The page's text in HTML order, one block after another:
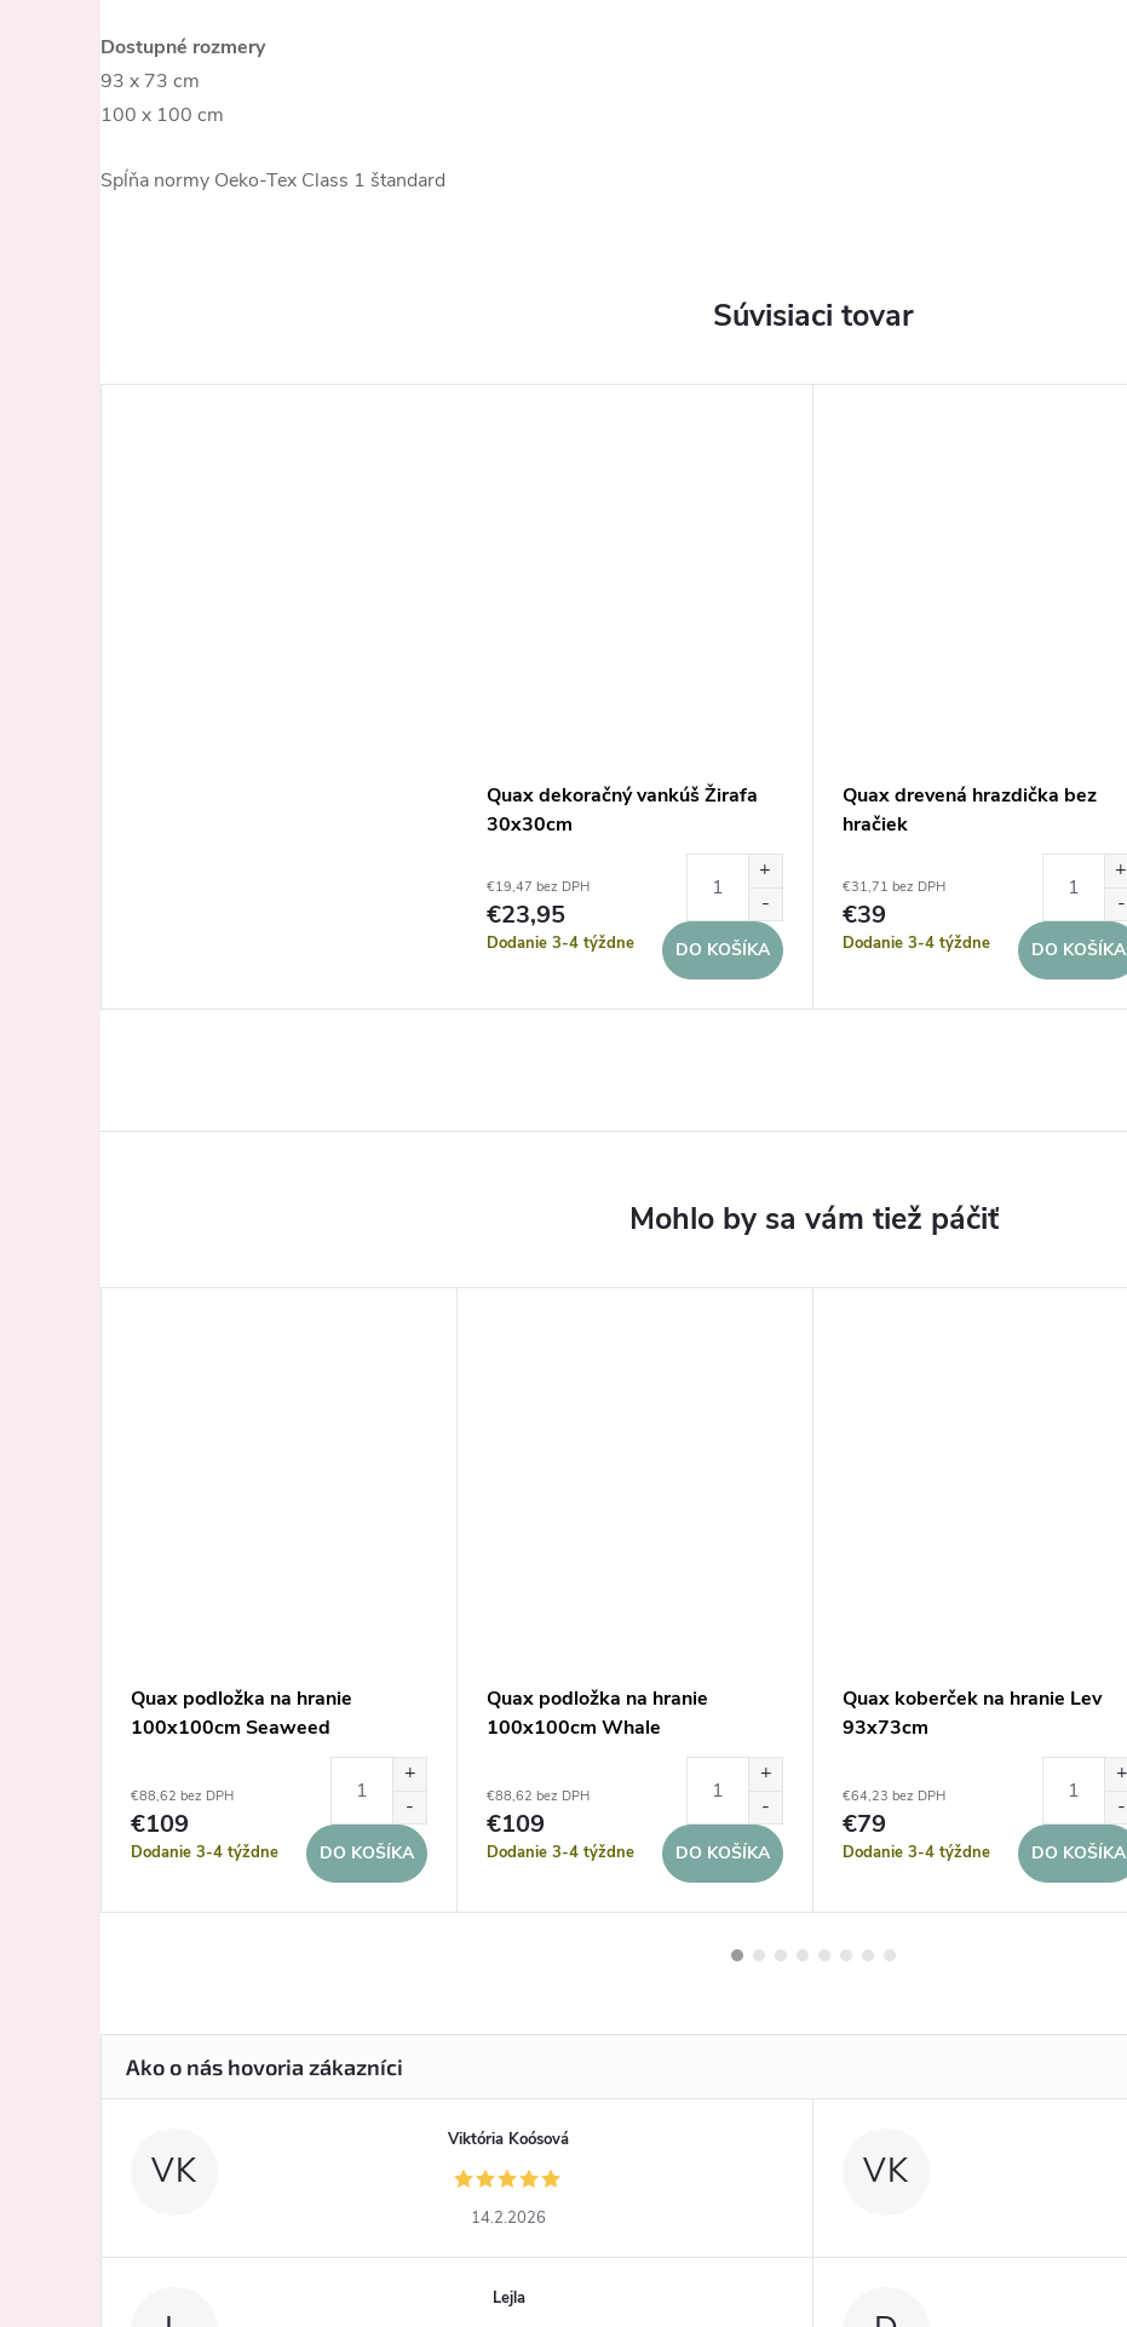
Dostupné rozmery
93 x 73 cm
100 x 100 cm
Spĺňa normy Oeko-Tex Class 1 štandard
Súvisiaci tovar
Quax dekoračný vankúš Žirafa
30x30cm
€19,47 bez DPH
€23,95
Dodanie 3-4 týždne DO KOŠÍKA
Quax drevená hrazdička bez
hračiek
€31,71 bez DPH
€39
Dodanie 3-4 týždne DO KOŠÍKA
Quax podložka na hranie
100x100cm Seaweed
€88,62 bez DPH
€109
Dodanie 3-4 týždne DO KOŠÍKA
Quax podložka na hranie
100x100cm Whale
€88,62 bez DPH
€109
Dodanie 3-4 týždne DO KOŠÍKA
Quax koberček na hranie Lev
93x73cm
€64,23 bez DPH
€79
Dodanie 3-4 týždne DO KOŠÍKA
VK
Viktória Koósová
14.2.2026
VK
Lejla